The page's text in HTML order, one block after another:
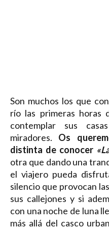
Son muchos los que
río las primeras horas
contemplar sus
miradores. Os
distinta de conocer
otra que dando una
el viajero pueda
silencio que provocan
sus callejones y si
con una noche de luna
más allá del casco